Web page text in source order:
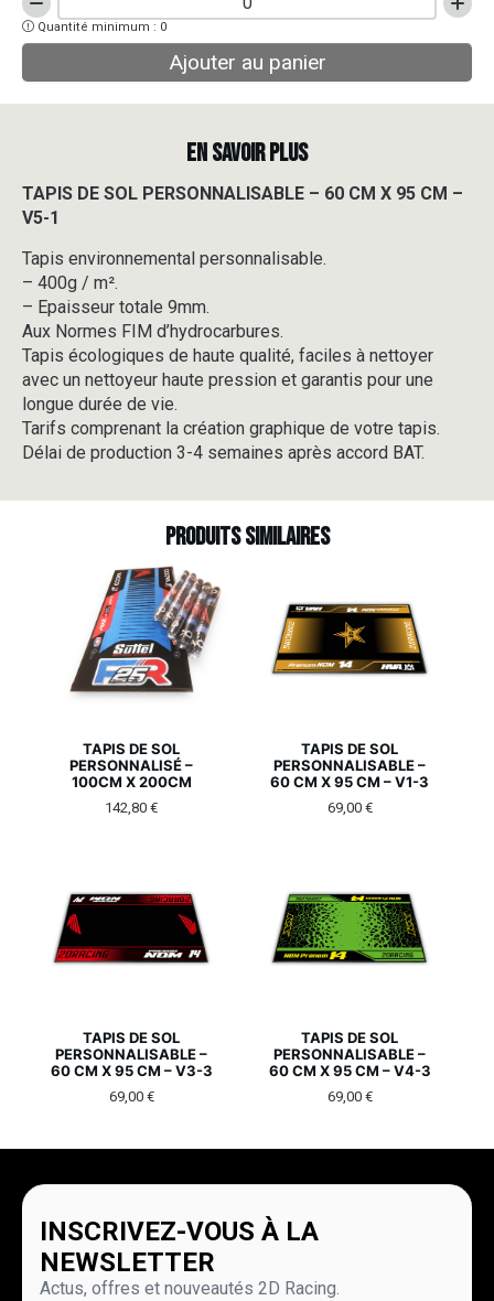
quantité
de
TAPIS
DE
X
95
-
V5-
1
Quantité minimum : 0
Ajouter au panier
EN SAVOIR PLUS
TAPIS DE SOL PERSONNALISABLE – 60 CM X 95 CM –
V5-1
Tapis environnemental personnalisable.
– 400g / m².
– Epaisseur totale 9mm.
Aux Normes FIM d’hydrocarbures.
Tapis écologiques de haute qualité, faciles à nettoyer
avec un nettoyeur haute pression et garantis pour une
longue durée de vie.
Tarifs comprenant la création graphique de votre tapis.
Délai de production 3-4 semaines après accord BAT.
Produits similaires
TAPIS DE SOL
PERSONNALISÉ –
100CM X 200CM
142,80 €
TAPIS DE SOL
PERSONNALISABLE –
60 CM X 95 CM – V1-3
69,00 €
TAPIS DE SOL
PERSONNALISABLE –
60 CM X 95 CM – V3-3
69,00 €
TAPIS DE SOL
PERSONNALISABLE –
60 CM X 95 CM – V4-3
69,00 €
INSCRIVEZ-VOUS À LA
NEWSLETTER
Actus, offres et nouveautés 2D Racing.